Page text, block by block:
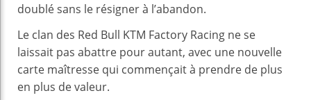
doublé sans le résigner à l’abandon.
Le clan des Red Bull KTM Factory Racing ne se
laissait pas abattre pour autant, avec une nouvelle
carte maîtresse qui commençait à prendre de plus
en plus de valeur.